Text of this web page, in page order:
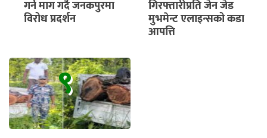
गर्न माग गर्दै जनकपुरमा
विरोध प्रदर्शन
गिरफ्तारीप्रति जेन जेड
मुभमेन्ट एलाइन्सको कडा
आपत्ति
९